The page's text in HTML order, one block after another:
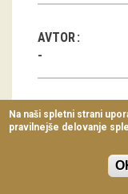
Koledar
Predavanja
Delavnice
Vodeni ogledi
AVTOR
KLASIFIKACIJA
Pričeska,
Na naši spletni strani
pravilnejše delovanje